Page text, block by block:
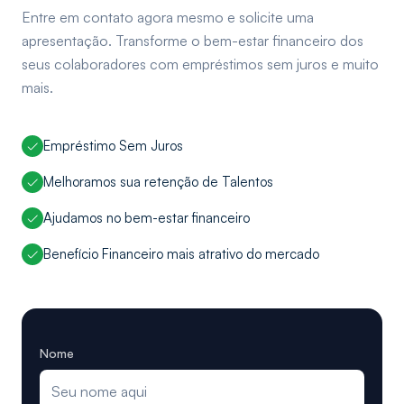
Entre em contato agora mesmo e solicite uma
apresentação. Transforme o bem-estar financeiro dos
seus colaboradores com empréstimos sem juros e muito
mais.
Empréstimo Sem Juros
Melhoramos sua retenção de Talentos
Ajudamos no bem-estar financeiro
Benefício Financeiro mais atrativo do mercado
Nome